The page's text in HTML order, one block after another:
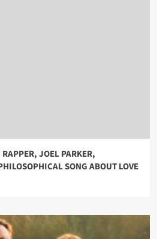
JOEL PARKER,
SONG ABOUT LOVE